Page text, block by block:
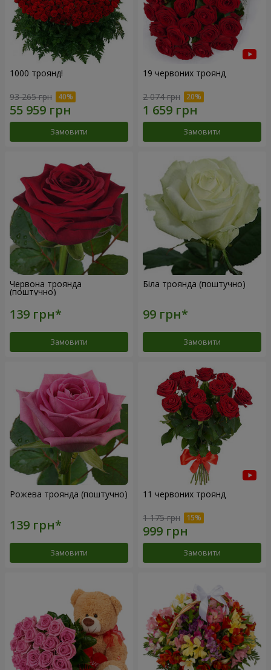
1000 троянд!
93 265 грн
Замовити
19 червоних троянд
2 074 грн
Замовити
Червона троянда
(поштучно)
Замовити
Біла троянда (поштучно)
Замовити
Рожева троянда (поштучно)
Замовити
11 червоних троянд
1 175 грн
Замовити